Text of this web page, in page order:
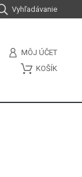
Vyhľadávanie
MÔJ ÚČET
KOŠÍK